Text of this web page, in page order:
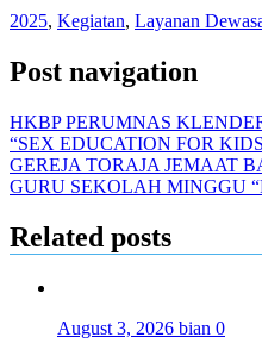
2025, Kegiatan, Layanan
Post navigation
HKBP PERUMNAS
“SEX EDUCATION FOR
GEREJA TORAJA JEMAAT
GURU SEKOLAH MINGGU
Related posts
August 3, 2026 bian 0